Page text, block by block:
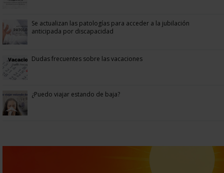
Se actualizan las patologías para acceder a la jubilación
anticipada por discapacidad
Dudas frecuentes sobre las vacaciones
¿Puedo viajar estando de baja?